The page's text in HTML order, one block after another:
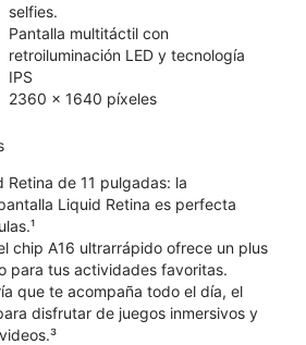
selfies.
Pantalla multitáctil con
retroiluminación LED y tecnología
IPS
2360 x 1640 píxeles
Retina de 11 pulgadas: la
Liquid Retina es perfecta
chip A16 ultrarrápido ofrece un plus
para tus actividades favoritas.
que te acompaña todo el día, el
disfrutar de juegos inmersivos y